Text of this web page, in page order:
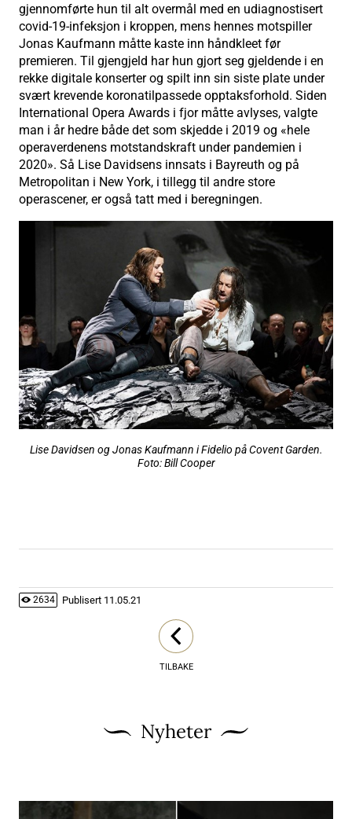
gjennomførte hun til alt overmål med en udiagnostisert
covid-19-infeksjon i kroppen, mens hennes motspiller
Jonas Kaufmann måtte kaste inn håndkleet før
premieren. Til gjengjeld har hun gjort seg gjeldende i en
rekke digitale konserter og spilt inn sin siste plate under
svært krevende koronatilpassede opptaksforhold. Siden
International Opera Awards i fjor måtte avlyses, valgte
man i år hedre både det som skjedde i 2019 og «hele
operaverdenens motstandskraft under pandemien i
2020». Så Lise Davidsens innsats i Bayreuth og på
Metropolitan i New York, i tillegg til andre store
operascener, er også tatt med i beregningen.
Lise Davidsen og Jonas Kaufmann i Fidelio på Covent Garden.
Foto: Bill Cooper
2634 Publisert 11.05.21
TILBAKE
Nyheter